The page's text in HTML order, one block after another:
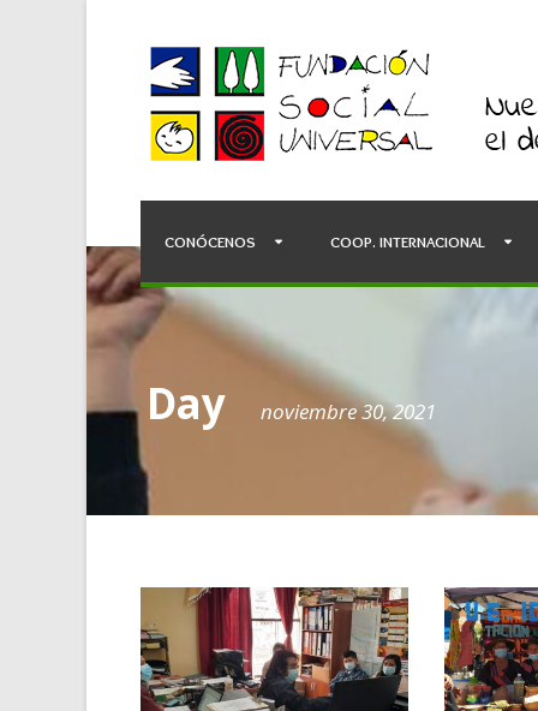
CONÓCENOS COOP. INTERNACIONAL
Day noviembre 30, 2021